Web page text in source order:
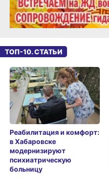
ТОП-10. СТАТЬИ
Реабилитация и комфорт:
в Хабаровске
модернизируют
психиатрическую
больницу